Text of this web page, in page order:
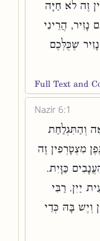
זֶה לֹא חַיָּה
נָזִיר, הֲרֵינִי
שֶׁכֻּלְּכֶם
Full Text and
Nazir 6:1
וְהַתִּגְלַחַת
מִצְטָרְפִין זֶה
כַּזָּיִת.
יַיִן. רַבִּי
וְיֶשׁ בָּהּ כְּדֵי